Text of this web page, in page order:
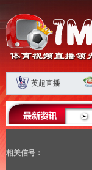
英超直播
扣分时代生存
相关信号：